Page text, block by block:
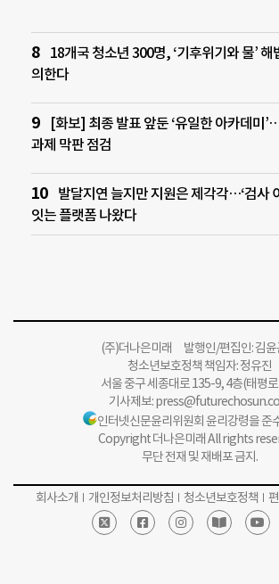
18개국 청소년 300명, ‘기후위기와 물’ 해
의한다
[화보] 최종 발표 앞둔 ‘유일한 아카데미
과제 막판 점검
발달지연 늘지만 지원은 제각각…‘검사
잇는 플랫폼 나왔다
(주)더나은미래 발행인/편집인: 김
청소년보호정책 책임자: 정유진
서울 중구 세종대로 135-9, 4층(태평
기사제보:
인터넷신문윤리위원회 윤리강령을 준
Copyright 더나은미래 All rights
무단 전재 및 재배포 금지.
회사소개 개인정보처리방침 청소년보호정책